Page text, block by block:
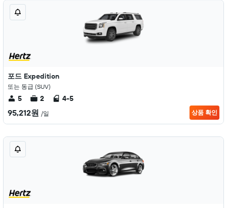
포드 Expedition
또는 동급 (SUV)
5 2 4-5
95,212원 /일 상품 확인